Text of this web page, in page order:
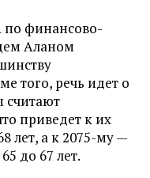
по финансово-
Аланом
того, речь идет о
считают
приведет к их
лет, а к 2075-му —
до 67 лет.